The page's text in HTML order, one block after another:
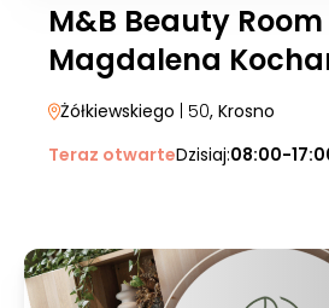
M&B Beauty Room
Magdalena
Żółkiewskiego | 50, Krosno
Teraz otwarteDzisiaj:08:00-